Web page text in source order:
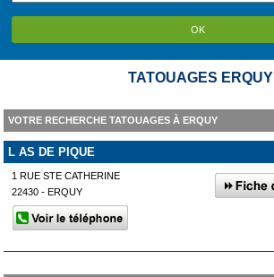
OK
TATOUAGES ERQUY
VOTRE RECHERCHE TATOUAGES À ERQUY
L AS DE PIQUE
1 RUE STE CATHERINE
22430 - ERQUY